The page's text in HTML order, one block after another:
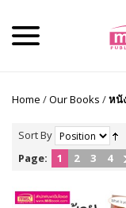
Home /Our Books /หนั
Sort By
Page:
1 2 3 4